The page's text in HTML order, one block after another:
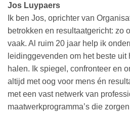
Jos Luypaers
Ik ben Jos, oprichter van
betrokken en resultaatgericht: zo
vaak. Al ruim 20 jaar help ik
leidinggevenden om het beste
halen. Ik spiegel, confronteer en
altijd met oog voor mens én
met een vast netwerk van
maatwerkprogramma’s die